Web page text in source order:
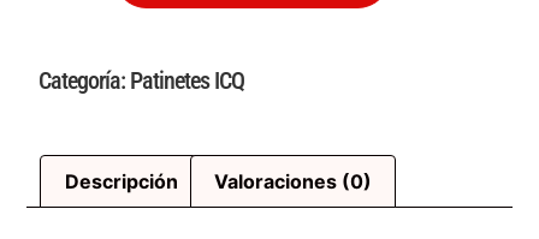
Categoría: Patinetes ICQ
Descripción Valoraciones (0)